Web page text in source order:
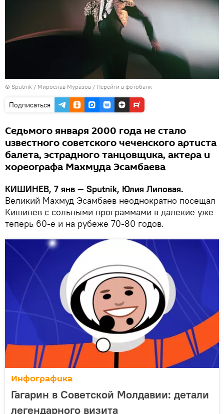
© Sputnik / Мирослав Муразов / Перейти в фотобанк
Подписаться
Седьмого января 2000 года не стало
известного советского чеченского артиста
балета, эстрадного танцовщика, актера и
хореографа Махмуда Эсамбаева
КИШИНЕВ, 7 янв — Sputnik, Юлия Липовая.
Великий Махмуд Эсамбаев неоднократно посещал
Кишинев с сольными программами в далекие уже
теперь 60-е и на рубеже 70-80 годов.
Инфографика
Гагарин в Советской Молдавии: детали
легендарного визита